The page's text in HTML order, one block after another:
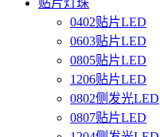
贴片灯珠
0402贴片LED
0603贴片LED
0805贴片LED
1206贴片LED
0802侧发光LED
0807贴片LED